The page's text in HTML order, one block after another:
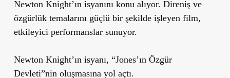
Newton Knight’ın isyanını konu alıyor. Direniş ve
özgürlük temalarını güçlü bir şekilde işleyen film,
etkileyici performanslar sunuyor.
Newton Knight’ın isyanı, “Jones’ın Özgür
Devleti”nin oluşmasına yol açtı.